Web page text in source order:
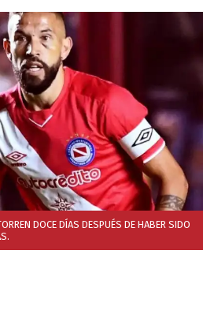
DOCE DÍAS DESPUÉS DE HABER SIDO